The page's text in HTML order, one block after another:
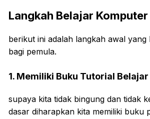
Langkah Belajar
berikut ini adalah langkah awal
bagi pemula.
1. Memiliki Buku Tutorial
supaya kita tidak bingung dan tidak
dasar diharapkan kita memiliki buku